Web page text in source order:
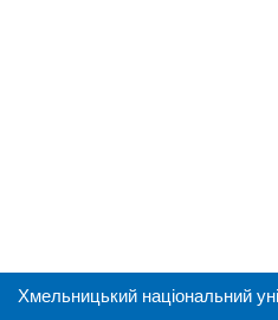
Хмельницький національний